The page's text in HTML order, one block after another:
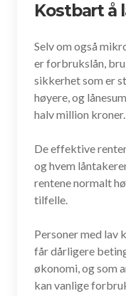
Kostbart å
Selv om også
er forbrukslån,
sikkerhet som er
høyere, og
halv million kroner.
De effektive
og hvem
rentene normalt
tilfelle.
Personer med lav
får dårligere
økonomi, og som
kan vanlige